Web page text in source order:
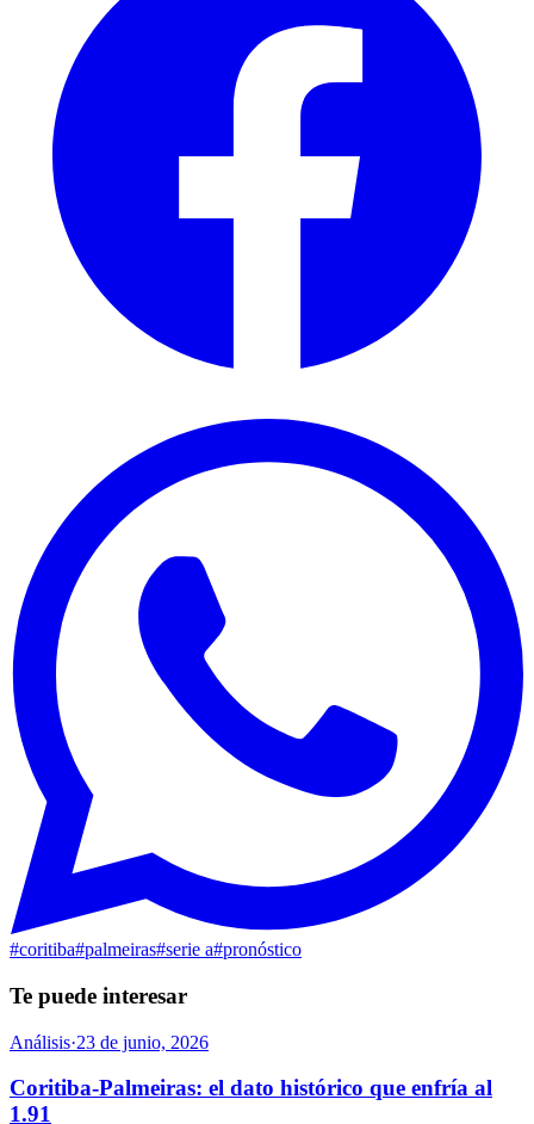
#coritiba#palmeiras#serie a#pronóstico
Te puede interesar
Análisis·23 de junio, 2026
Coritiba-Palmeiras: el dato histórico que enfría al
1.91